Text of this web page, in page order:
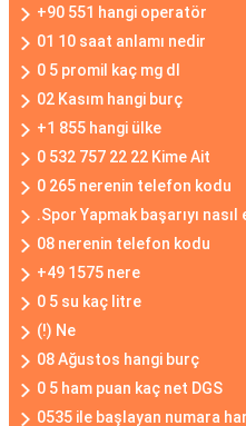
+90 551 hangi operatör
01 10 saat anlamı nedir
0 5 promil kaç mg dl
02 Kasım hangi burç
+1 855 hangi ülke
0 532 757 22 22 Kime Ait
0 265 nerenin telefon kodu
.Spor Yapmak başarıyı nasıl
08 nerenin telefon kodu
+49 1575 nere
0 5 su kaç litre
(!) Ne
08 Ağustos hangi burç
0 5 ham puan kaç net DGS
0535 ile başlayan numara